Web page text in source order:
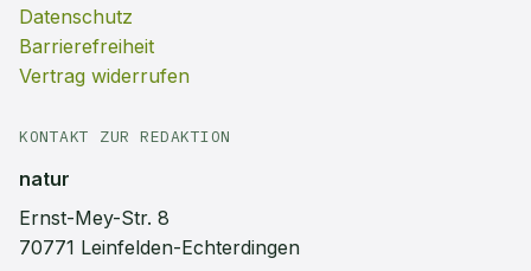
Datenschutz
Barrierefreiheit
Vertrag widerrufen
KONTAKT ZUR REDAKTION
natur
Ernst-Mey-Str. 8
70771 Leinfelden-Echterdingen